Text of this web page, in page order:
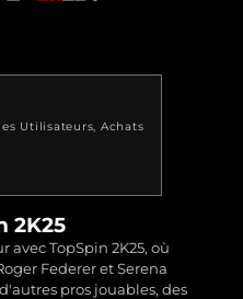
Utilisateurs Achats
2K25
avec TopSpin 2K25, où
Federer et Serena
pros jouables, des